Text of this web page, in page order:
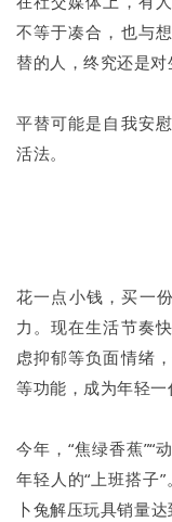
不等于凑合，也与
替的人，终究还是对
平替可能是自我安
活法。
花一点小钱，买一
力。现在生活节奏
虑抑郁等负面情绪
等功能，成为年轻一
今年，“焦绿香蕉”“
年轻人的“上班搭子
卜兔解压玩具销量